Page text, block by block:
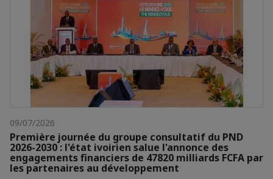
09/07/2026
Première journée du groupe consultatif du PND
2026-2030 : l'état ivoirien salue l'annonce des
engagements financiers de 47820 milliards FCFA par
les partenaires au développement